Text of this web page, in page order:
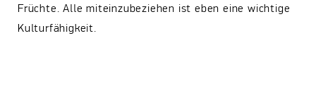
Früchte. Alle miteinzubeziehen ist eben eine wichtige
Kulturfähigkeit.